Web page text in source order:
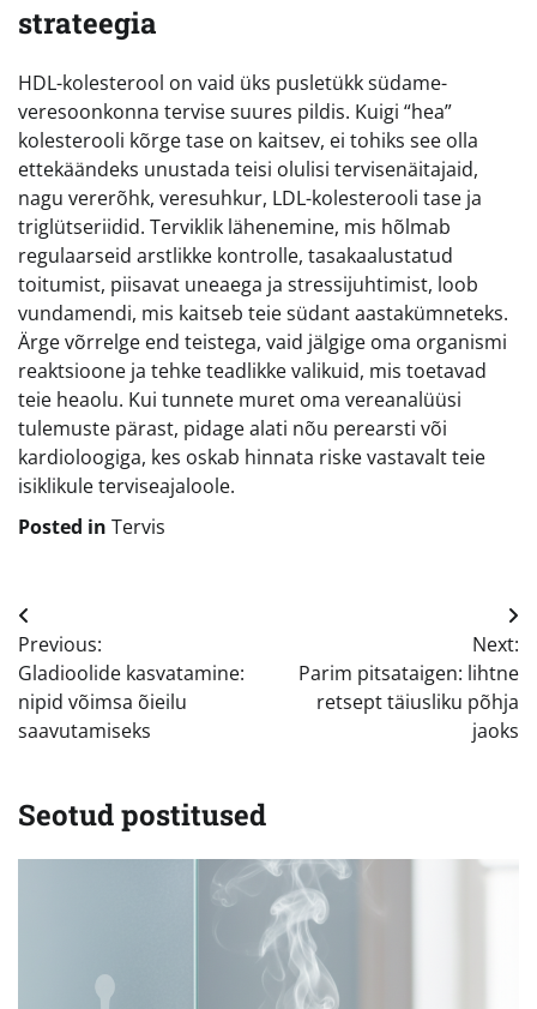
strateegia
HDL-kolesterool on vaid üks pusletükk südame-
veresoonkonna tervise suures pildis. Kuigi “hea”
kolesterooli kõrge tase on kaitsev, ei tohiks see olla
ettekäändeks unustada teisi olulisi tervisenäitajaid,
nagu vererõhk, veresuhkur, LDL-kolesterooli tase ja
triglütseriidid. Terviklik lähenemine, mis hõlmab
regulaarseid arstlikke kontrolle, tasakaalustatud
toitumist, piisavat uneaega ja stressijuhtimist, loob
vundamendi, mis kaitseb teie südant aastakümneteks.
Ärge võrrelge end teistega, vaid jälgige oma organismi
reaktsioone ja tehke teadlikke valikuid, mis toetavad
teie heaolu. Kui tunnete muret oma vereanalüüsi
tulemuste pärast, pidage alati nõu perearsti või
kardioloogiga, kes oskab hinnata riske vastavalt teie
isiklikule terviseajaloole.
Posted in Tervis
Navigeerimine
Previous:
Gladioolide kasvatamine:
nipid võimsa õieilu
saavutamiseks
Next:
Parim pitsataigen: lihtne
retsept täiusliku põhja
jaoks
Seotud postitused